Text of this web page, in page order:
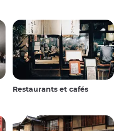
Restaurants et cafés